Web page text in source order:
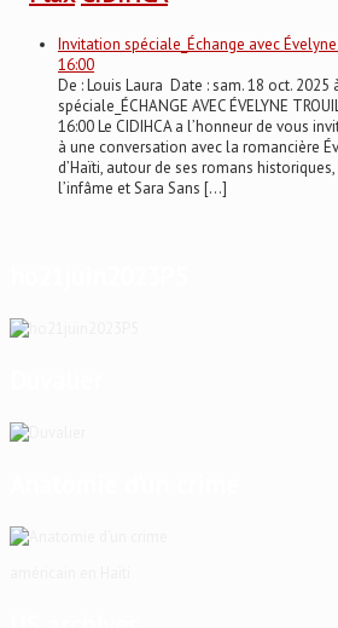
Invitation spéciale_Échange avec
16:00
De : Louis Laura Date : sam. 18 oct. 2025
spéciale_ÉCHANGE AVEC ÉVELYNE
16:00 Le CIDIHCA a l’honneur de vous
à une conversation avec la romancière
d’Haïti, autour de ses romans
l’infâme et Sara Sans […]